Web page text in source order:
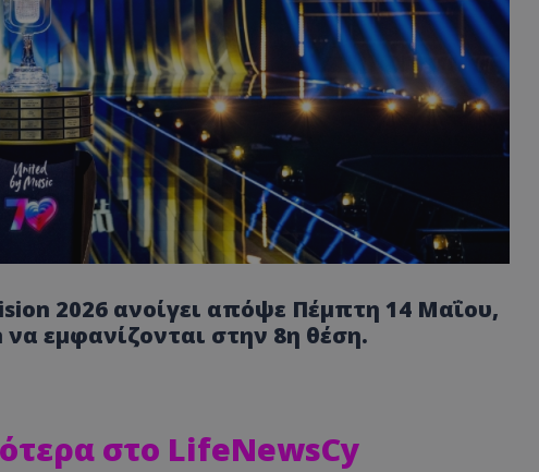
2026 ανοίγει απόψε Πέμπτη 14 Μαΐου,
εμφανίζονται στην 8η θέση.
στο LifeNewsCy